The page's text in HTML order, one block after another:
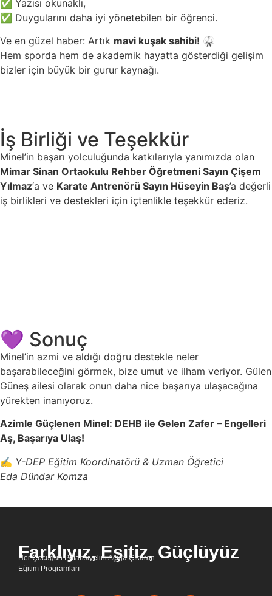
✅ Yazısı okunaklı,
✅ Duygularını daha iyi yönetebilen bir öğrenci.
Ve en güzel haber: Artık mavi kuşak sahibi! 🥋
Hem sporda hem de akademik hayatta gösterdiği gelişim
bizler için büyük bir gurur kaynağı.
İş Birliği ve Teşekkür
Minel’in başarı yolculuğunda katkılarıyla yanımızda olan
Mimar Sinan Ortaokulu Rehber Öğretmeni Sayın Çişem
Yılmaz‘a ve Karate Antrenörü Sayın Hüseyin Baş’a değerli
iş birlikleri ve destekleri için içtenlikle teşekkür ederiz.
💜 Sonuç
Minel’in azmi ve aldığı doğru destekle neler
başarabileceğini görmek, bize umut ve ilham veriyor. Gülen
Güneş ailesi olarak onun daha nice başarıya ulaşacağına
yürekten inanıyoruz.
Azimle Güçlenen Minel: DEHB ile Gelen Zafer – Engelleri
Aş, Başarıya Ulaş!
✍️ Y-DEP Eğitim Koordinatörü & Uzman Öğretici
Eda Dündar Komza
Farklıyız, Eşitiz, Güçlüyüz
Her Çocuğun Potansiyelini Açığa Çıkaran
Eğitim Programları